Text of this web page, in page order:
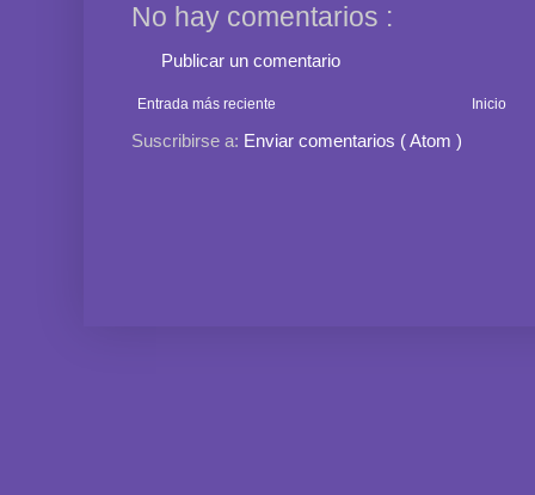
No hay comentarios :
Publicar un comentario
Entrada más reciente Inicio
Suscribirse a: Enviar comentarios ( Atom )